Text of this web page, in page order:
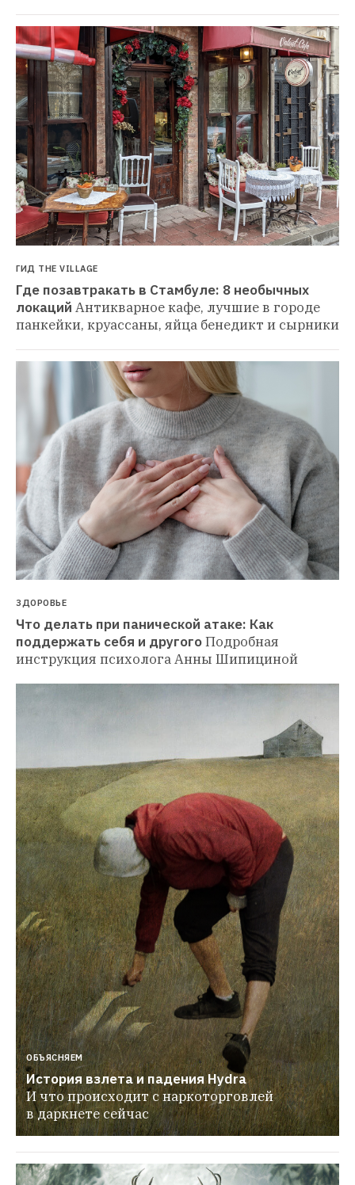
ГИД THE VILLAGE
Где позавтракать в Стамбуле: 8 необычных
локаций Антикварное кафе, лучшие в городе
панкейки, круассаны, яйца бенедикт и сырники
ЗДОРОВЬЕ
Что делать при панической атаке: Как
поддержать себя и другогоПодробная
инструкция психолога Анны Шипициной
ОБЪЯСНЯЕМ
История взлета и падения Hydra
И что происходит с наркоторговлей
в даркнете сейчас